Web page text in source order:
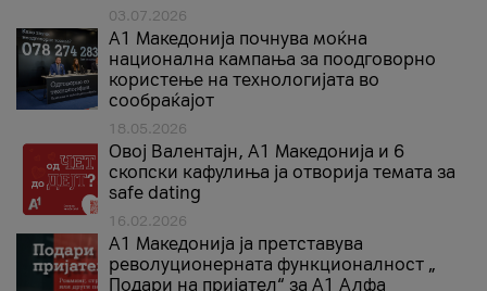
03.07.2026
A1 Македонија почнува моќна
национална кампања за поодговорно
користење на технологијата во
сообраќајот
18.05.2026
Овој Валентајн, A1 Македонија и 6
скопски кафулиња ја отворија темата за
safe dating
16.02.2026
А1 Македонија ја претставува
револуционерната функционалност „
Подари на пријател“ за А1 Алфа